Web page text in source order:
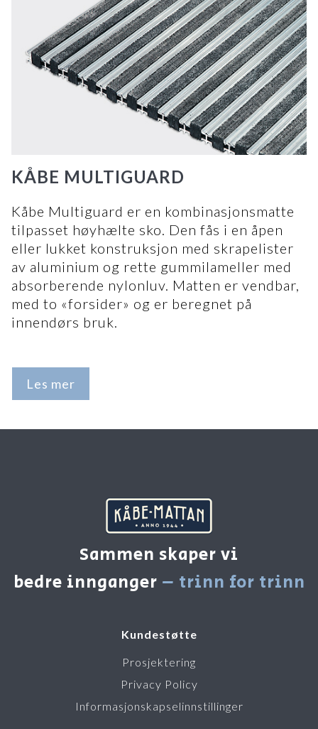
KÅBE MULTIGUARD
Kåbe Multiguard er en kombinasjonsmatte
tilpasset høyhælte sko. Den fås i en åpen
eller lukket konstruksjon med skrapelister
av aluminium og rette gummilameller med
absorberende nylonluv. Matten er vendbar,
med to «forsider» og er beregnet på
innendørs bruk.
Les mer
Sammen skaper vi
bedre innganger – trinn for trinn
Kundestøtte
Prosjektering
Privacy Policy
Informasjonskapselinnstillinger